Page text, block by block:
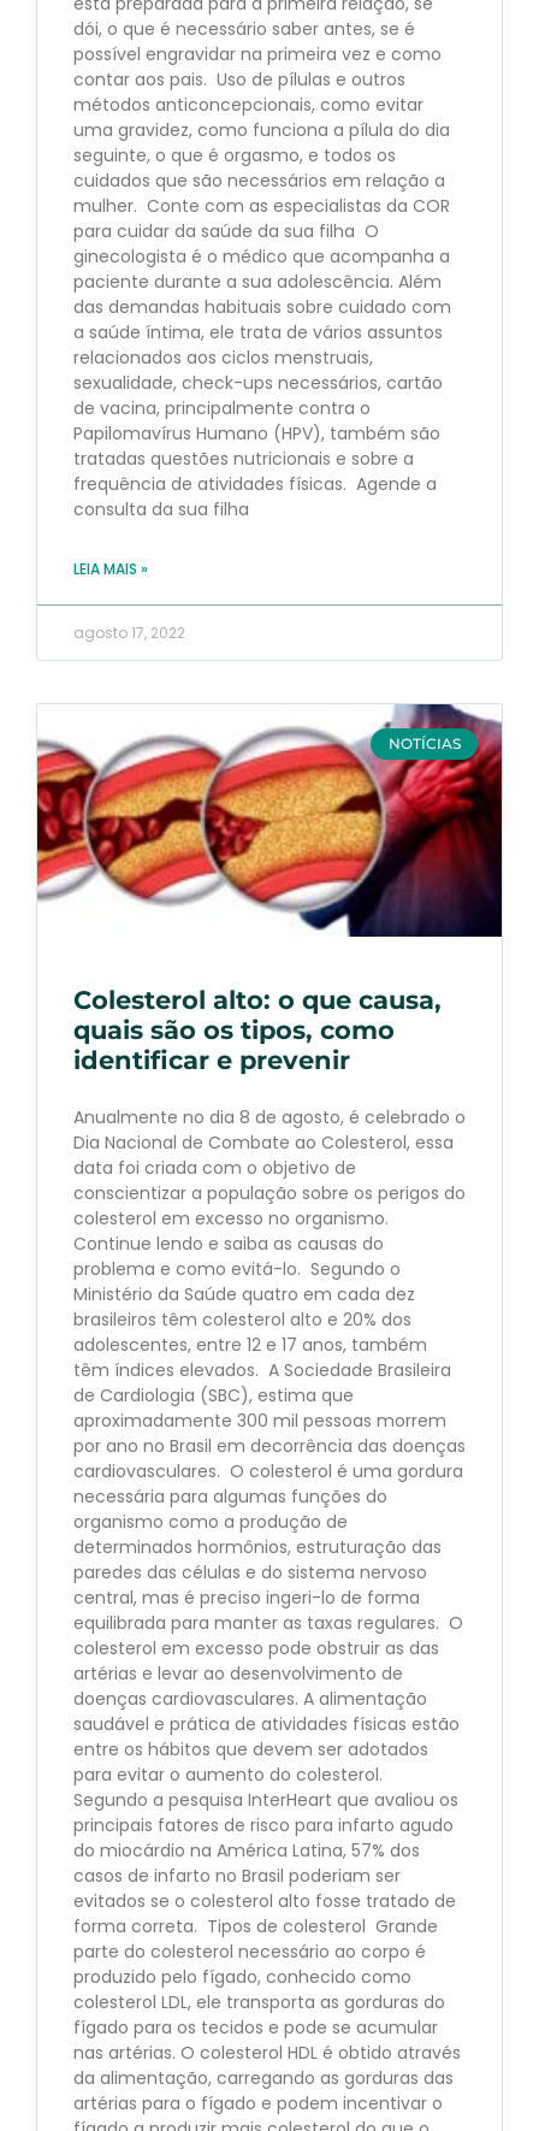
dói, o que é necessário saber antes, se é
possível engravidar na primeira vez e como
contar aos pais. Uso de pílulas e outros
métodos anticoncepcionais, como evitar
uma gravidez, como funciona a pílula do dia
seguinte, o que é orgasmo, e todos os
cuidados que são necessários em relação a
mulher. Conte com as especialistas da COR
para cuidar da saúde da sua filha O
ginecologista é o médico que acompanha a
paciente durante a sua adolescência. Além
das demandas habituais sobre cuidado com
a saúde íntima, ele trata de vários assuntos
relacionados aos ciclos menstruais,
sexualidade, check-ups necessários, cartão
de vacina, principalmente contra o
Papilomavírus Humano (HPV), também são
tratadas questões nutricionais e sobre a
frequência de atividades físicas. Agende a
consulta da sua filha
LEIA MAIS »
agosto 17, 2022
NOTÍCIAS
Colesterol alto: o que causa,
quais são os tipos, como
identificar e prevenir
Anualmente no dia 8 de agosto, é celebrado o
Dia Nacional de Combate ao Colesterol, essa
data foi criada com o objetivo de
conscientizar a população sobre os perigos do
colesterol em excesso no organismo.
Continue lendo e saiba as causas do
problema e como evitá-lo. Segundo o
Ministério da Saúde quatro em cada dez
brasileiros têm colesterol alto e 20% dos
adolescentes, entre 12 e 17 anos, também
têm índices elevados. A Sociedade Brasileira
de Cardiologia (SBC), estima que
aproximadamente 300 mil pessoas morrem
por ano no Brasil em decorrência das doenças
cardiovasculares. O colesterol é uma gordura
necessária para algumas funções do
organismo como a produção de
determinados hormônios, estruturação das
paredes das células e do sistema nervoso
central, mas é preciso ingeri-lo de forma
equilibrada para manter as taxas regulares. O
colesterol em excesso pode obstruir as das
artérias e levar ao desenvolvimento de
doenças cardiovasculares. A alimentação
saudável e prática de atividades físicas estão
entre os hábitos que devem ser adotados
para evitar o aumento do colesterol.
Segundo a pesquisa InterHeart que avaliou os
principais fatores de risco para infarto agudo
do miocárdio na América Latina, 57% dos
casos de infarto no Brasil poderiam ser
evitados se o colesterol alto fosse tratado de
forma correta. Tipos de colesterol Grande
parte do colesterol necessário ao corpo é
produzido pelo fígado, conhecido como
colesterol LDL, ele transporta as gorduras do
fígado para os tecidos e pode se acumular
nas artérias. O colesterol HDL é obtido através
da alimentação, carregando as gorduras das
artérias para o fígado e podem incentivar o